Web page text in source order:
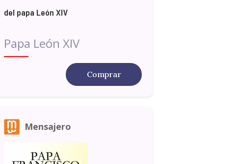
del papa León XIV
Papa León XIV
Comprar
Mensajero